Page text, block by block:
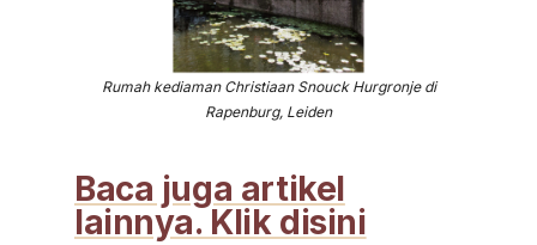
Rumah kediaman Christiaan Snouck Hurgronje di
Rapenburg, Leiden
Baca juga artikel
lainnya. Klik disini